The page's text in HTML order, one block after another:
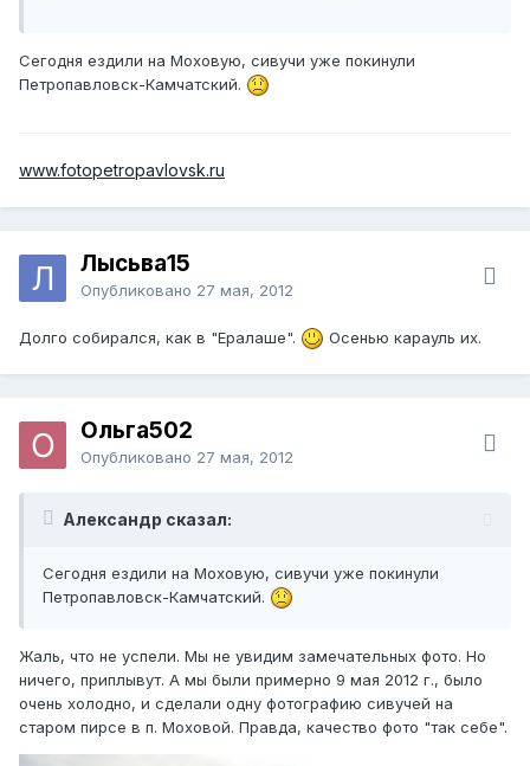
Сегодня ездили на Моховую, сивучи уже покинули
Петропавловск-Камчатский.
www.fotopetropavlovsk.ru
Лысьва15
Опубликовано 27 мая, 2012
Долго собирался, как в "Ералаше". Осенью карауль их.
Ольга502
Опубликовано 27 мая, 2012
Александр сказал:
Сегодня ездили на Моховую, сивучи уже покинули
Петропавловск-Камчатский.
Жаль, что не успели. Мы не увидим замечательных фото. Но
ничего, приплывут. А мы были примерно 9 мая 2012 г., было
очень холодно, и сделали одну фотографию сивучей на
старом пирсе в п. Моховой. Правда, качество фото "так себе".